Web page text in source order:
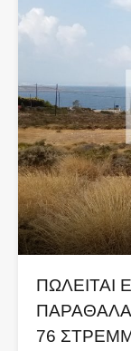
ΠΩΛΕΙΤΑΙ
76